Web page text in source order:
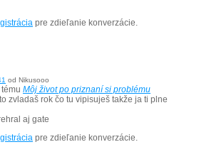
pre zdieľanie konverzácie.
od Nikusooo
Môj život po priznaní si problému
zvladaš rok čo tu vipisuješ takže ja ti plne
aj gate
pre zdieľanie konverzácie.